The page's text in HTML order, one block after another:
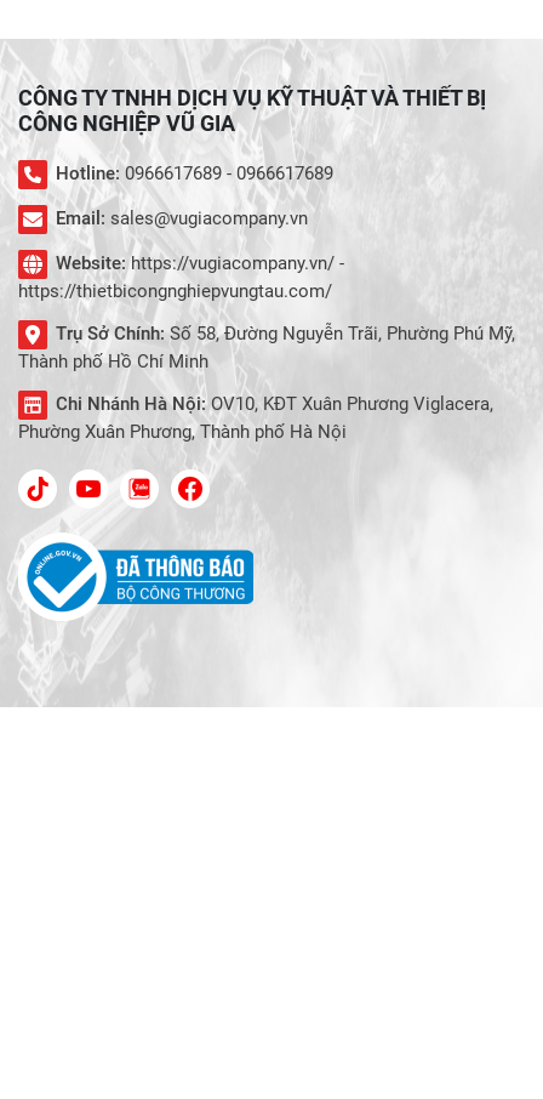
CÔNG TY TNHH DỊCH VỤ KỸ THUẬT VÀ THIẾT BỊ
CÔNG NGHIỆP VŨ GIA
Hotline: 0966617689 - 0966617689
Email: sales@vugiacompany.vn
Website: https://vugiacompany.vn/ -
https://thietbicongnghiepvungtau.com/
Trụ Sở Chính: Số 58, Đường Nguyễn Trãi, Phường Phú Mỹ,
Thành phố Hồ Chí Minh
Chi Nhánh Hà Nội:OV10, KĐT Xuân Phương Viglacera,
Phường Xuân Phương, Thành phố Hà Nội